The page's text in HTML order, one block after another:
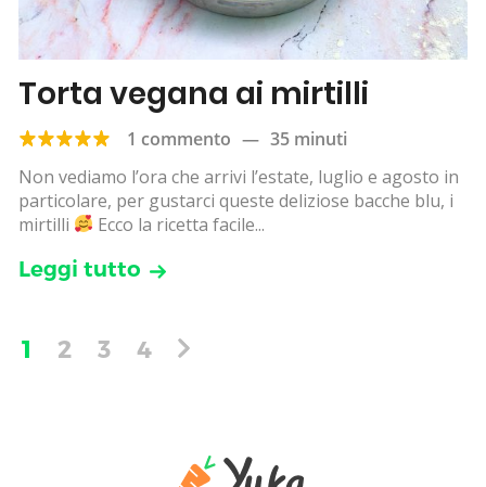
Torta vegana ai mirtilli
1 commento — 35 minuti
Non vediamo l’ora che arrivi l’estate, luglio e agosto in
particolare, per gustarci queste deliziose bacche blu, i
mirtilli
Ecco la ricetta facile...
Leggi tutto
1 2 3 4